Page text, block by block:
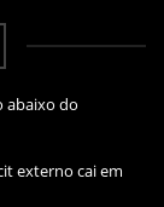
abaixo do
externo cai em